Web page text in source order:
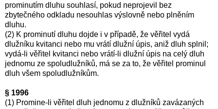
prominutím dluhu souhlasí, pokud neprojevil bez
zbytečného odkladu nesouhlas výslovně nebo plněním
dluhu.
(2) K prominutí dluhu dojde i v případě, že věřitel vydá
dlužníku kvitanci nebo mu vrátí dlužní úpis, aniž dluh splnil;
vydá-li věřitel kvitanci nebo vrátí-li dlužní úpis na celý dluh
jednomu ze spoludlužníků, má se za to, že věřitel prominul
dluh všem spoludlužníkům.
§ 1996
(1) Promine-li věřitel dluh jednomu z dlužníků zavázaných